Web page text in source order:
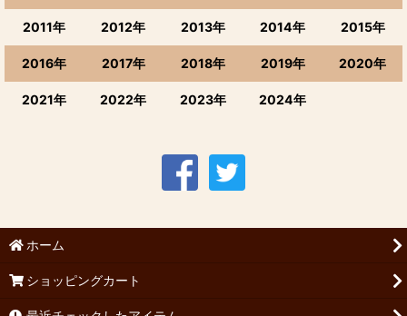
2011年 2012年 2013年 2014年 2015年
2016年 2017年 2018年 2019年 2020年
2021年 2022年 2023年 2024年
ホーム
ショッピングカート